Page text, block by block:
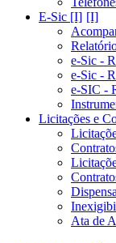
E-Sic [I]
e-Sic -
e-Sic -
e-SIC -
Licitações e
Dispensa
Ata de